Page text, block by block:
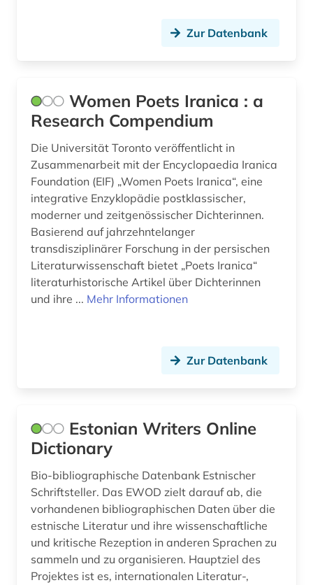
republikflucht (1)
rheinland-pfalz (1)
saarland (1)
sachsen (2)
schnitzler (1)
schriftsteller (18)
slowenien (2)
sorben (1)
soziologe (1)
soziologie (1)
spanien (1)
sport (1)
Zur Datenbank
Women Poets Iranica : a
Research Compendium
Die Universität Toronto veröffentlicht in
Zusammenarbeit mit der Encyclopaedia Iranica
Foundation (EIF) „Women Poets Iranica“, eine
integrative Enzyklopädie postklassischer,
moderner und zeitgenössischer Dichterinnen.
Basierend auf jahrzehntelanger
transdisziplinärer Forschung in der persischen
Literaturwissenschaft bietet „Poets Iranica“
literaturhistorische Artikel über Dichterinnen
und ihre ... Mehr Informationen
Zur Datenbank
Estonian Writers Online
Dictionary
Bio-bibliographische Datenbank Estnischer
Schriftsteller. Das EWOD zielt darauf ab, die
vorhandenen bibliographischen Daten über die
estnische Literatur und ihre wissenschaftliche
und kritische Rezeption in anderen Sprachen zu
sammeln und zu organisieren. Hauptziel des
Projektes ist es, internationalen Literatur-,